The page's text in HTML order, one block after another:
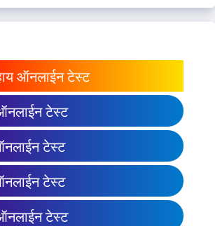
ऑनलाईन टेस्ट
टेस्ट
टेस्ट
टेस्ट
टेस्ट